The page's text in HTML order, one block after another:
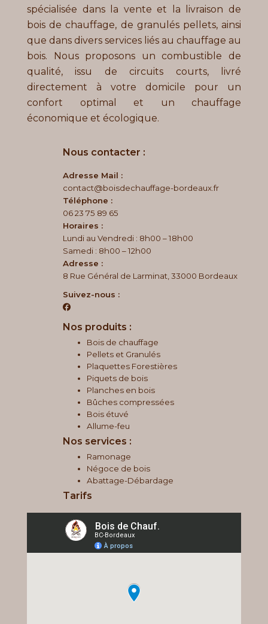
spécialisée dans la vente et la livraison de
bois de chauffage, de granulés pellets, ainsi
que dans divers services liés au chauffage au
bois. Nous proposons un combustible de
qualité, issu de circuits courts, livré
directement à votre domicile pour un
confort optimal et un chauffage
économique et écologique.
Nous contacter :
Adresse Mail :
contact@boisdechauffage-bordeaux.fr
Téléphone :
06 23 75 89 65
Horaires :
Lundi au Vendredi : 8h00 – 18h00
Samedi : 8h00 – 12h00
Adresse :
8 Rue Général de Larminat, 33000 Bordeaux
Suivez-nous :
Nos produits :
Bois de chauffage
Pellets et Granulés
Plaquettes Forestières
Piquets de bois
Planches en bois
Bûches compressées
Bois étuvé
Allume-feu
Nos services :
Ramonage
Négoce de bois
Abattage-Débardage
Tarifs